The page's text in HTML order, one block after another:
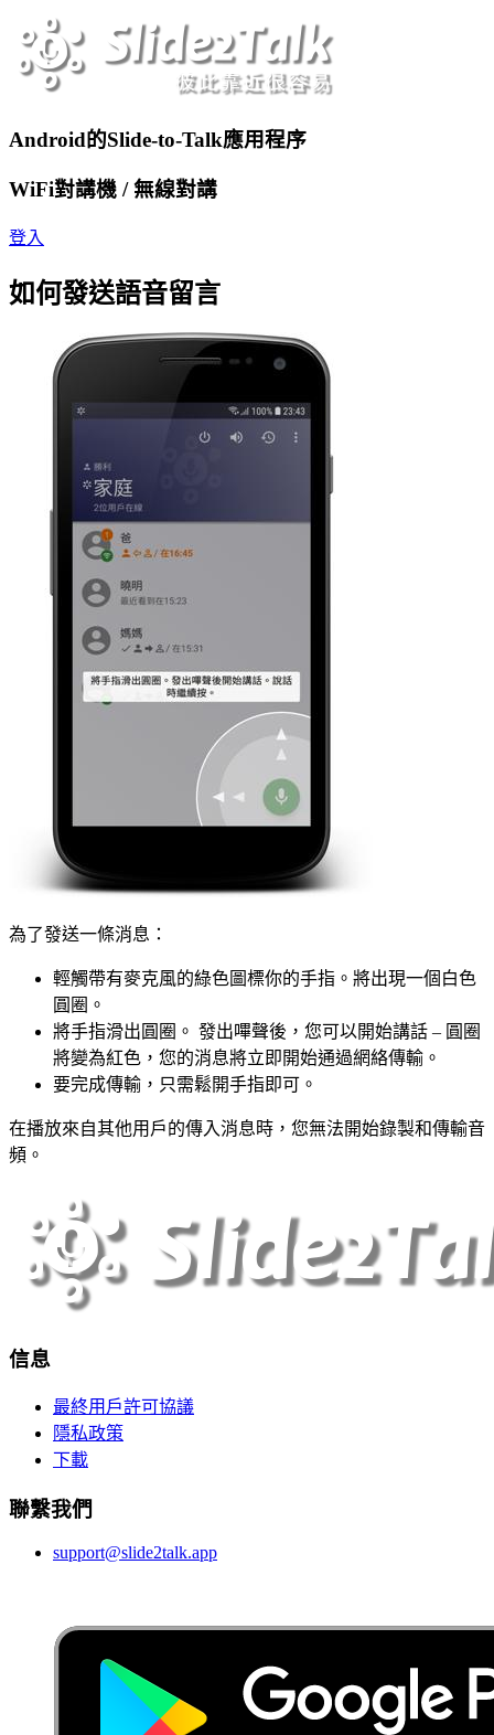
Android的Slide-to-Talk應用程序
WiFi對講機 / 無線對講
登入
如何發送語音留言
為了發送一條消息：
輕觸帶有麥克風的綠色圖標你的手指。將出現一個白色
圓圈。
將手指滑出圓圈。 發出嗶聲後，您可以開始講話 – 圓圈
將變為紅色，您的消息將立即開始通過網絡傳輸。
要完成傳輸，只需鬆開手指即可。
在播放來自其他用戶的傳入消息時，您無法開始錄製和傳輸音
頻。
信息
最終用戶許可協議
隱私政策
下載
聯繫我們
support@slide2talk.app